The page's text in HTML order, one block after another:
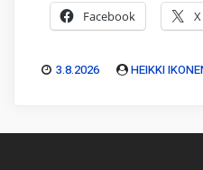
Facebook X
3.8.2026 HEIKKI